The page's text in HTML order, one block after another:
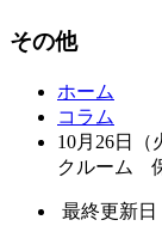
その他
ホーム
コラム
10月26日
クルーム
最終更新日